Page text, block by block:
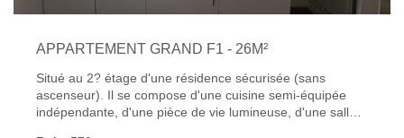
APPARTEMENT GRAND F1 - 26M²
Situé au 2? étage d'une résidence sécurisée (sans
ascenseur). Il se compose d'une cuisine semi-équipée
indépendante, d'une pièce de vie lumineuse, d'une salle